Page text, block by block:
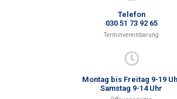
Telefon
030 51 73 92 65
Terminvereinbarung
Montag bis Freitag 9-19
Samstag 9-14 Uhr